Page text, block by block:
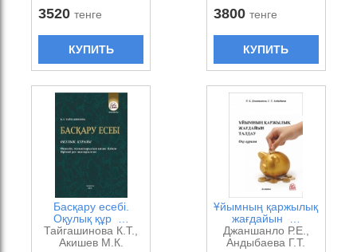
3520тенге
КУПИТЬ
3800 тенге
КУПИТЬ
Басқару есебі.
Оқулық құр …
Тайгашинова К.Т.,
Акишев М.К.
Ұйымның қаржылық
жағдайын …
Джаншанло Р.Е.,
Андыбаева Г.Т.